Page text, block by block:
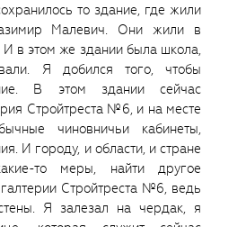
то здание, где жили
Малевич. Они жили в
И в этом же здании была школа,
Я добился того, чтобы
В этом здании сейчас
Стройтреста №6, и на месте
чиновничьи кабинеты,
И городу, и области, и стране
то меры, найти другое
Стройтреста №6, ведь
Я залезал на чердак, я